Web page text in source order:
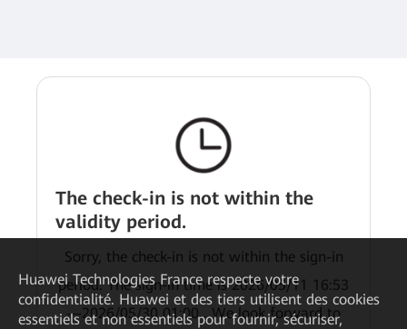
The check-in is not within the
validity period.
Sorry, the check-in is not within the sign-in
period. The sign-in time is 2026/05/11 16:53
—2026/05/30 01:00 . We look forward to
Huawei Technologies Francerespecte votre
confidentialité. Huawei et des tiers utilisent des cookies
essentiels et non essentiels pour fournir, sécuriser,